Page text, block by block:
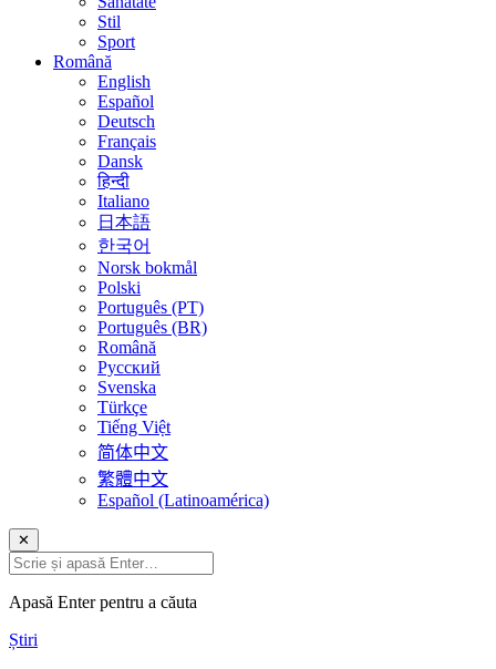
Stil
Sport
Română
English
Español
Deutsch
Français
Dansk
हिन्दी
Italiano
日本語
한국어
Norsk bokmål
Polski
Português (PT)
Português (BR)
Română
Русский
Svenska
Türkçe
Tiếng Việt
简体中文
繁體中文
Español (Latinoamérica)
✕
Apasă Enter pentru a căuta
Știri